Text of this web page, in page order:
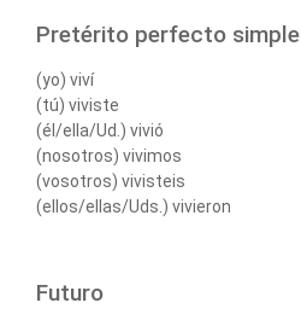
Pretérito perfecto simple
(yo) viví
(tú) viviste
(él/ella/Ud.) vivió
(nosotros) vivimos
(vosotros) vivisteis
(ellos/ellas/Uds.) vivieron
Futuro